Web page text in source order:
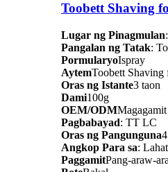
Toobett Shaving
Lugar ng Pinagmulan
Pangalan ng Tatak:
PormularyoIspray
AytemToobett Shaving
Oras ng Istante3 taon
Dami100g
OEM/ODMMagagamit
Pagbabayad: TT LC
Oras ng Pangunguna
Angkop Para sa:
PaggamitPang-araw-